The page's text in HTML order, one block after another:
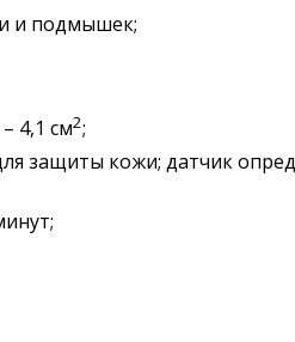
и подмышек;
4,1 см2;
защиты кожи; датчик